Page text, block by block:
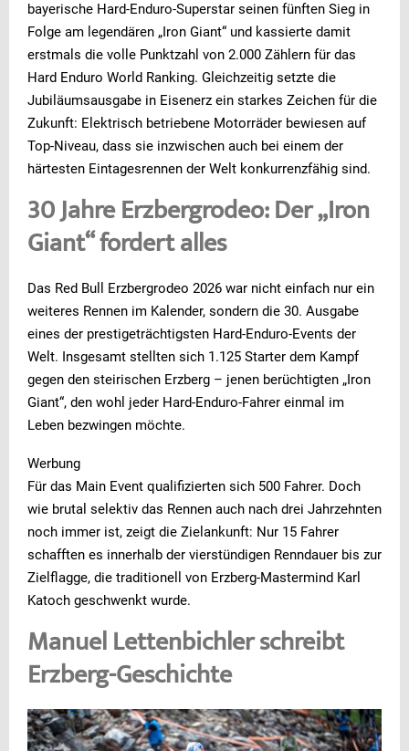
bayerische Hard-Enduro-Superstar seinen fünften Sieg in
Folge am legendären „Iron Giant“ und kassierte damit
erstmals die volle Punktzahl von 2.000 Zählern für das
Hard Enduro World Ranking. Gleichzeitig setzte die
Jubiläumsausgabe in Eisenerz ein starkes Zeichen für die
Zukunft: Elektrisch betriebene Motorräder bewiesen auf
Top-Niveau, dass sie inzwischen auch bei einem der
härtesten Eintagesrennen der Welt konkurrenzfähig sind.
30 Jahre Erzbergrodeo: Der „Iron
Giant“ fordert alles
Das Red Bull Erzbergrodeo 2026 war nicht einfach nur ein
weiteres Rennen im Kalender, sondern die 30. Ausgabe
eines der prestigeträchtigsten Hard-Enduro-Events der
Welt. Insgesamt stellten sich 1.125 Starter dem Kampf
gegen den steirischen Erzberg – jenen berüchtigten „Iron
Giant“, den wohl jeder Hard-Enduro-Fahrer einmal im
Leben bezwingen möchte.
Werbung
Für das Main Event qualifizierten sich 500 Fahrer. Doch
wie brutal selektiv das Rennen auch nach drei Jahrzehnten
noch immer ist, zeigt die Zielankunft: Nur 15 Fahrer
schafften es innerhalb der vierstündigen Renndauer bis zur
Zielflagge, die traditionell von Erzberg-Mastermind Karl
Katoch geschwenkt wurde.
Manuel Lettenbichler schreibt
Erzberg-Geschichte